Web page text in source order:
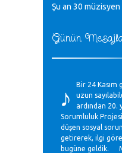
Şu an 30
Günün
♪
Bir 24 Kasım
uzun
ardından 20.
Sorumluluk
düşen sosyal
getirerek, ilgi
bugüne geldik.